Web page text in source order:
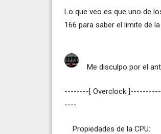
Lo que veo es que uno de
166 para saber el limite de
Me disculpo por el
--------[ Overclock
----
Propiedades de la CPU: